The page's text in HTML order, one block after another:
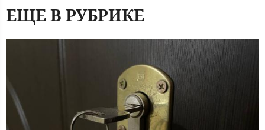
ЕЩЕ В РУБРИКЕ